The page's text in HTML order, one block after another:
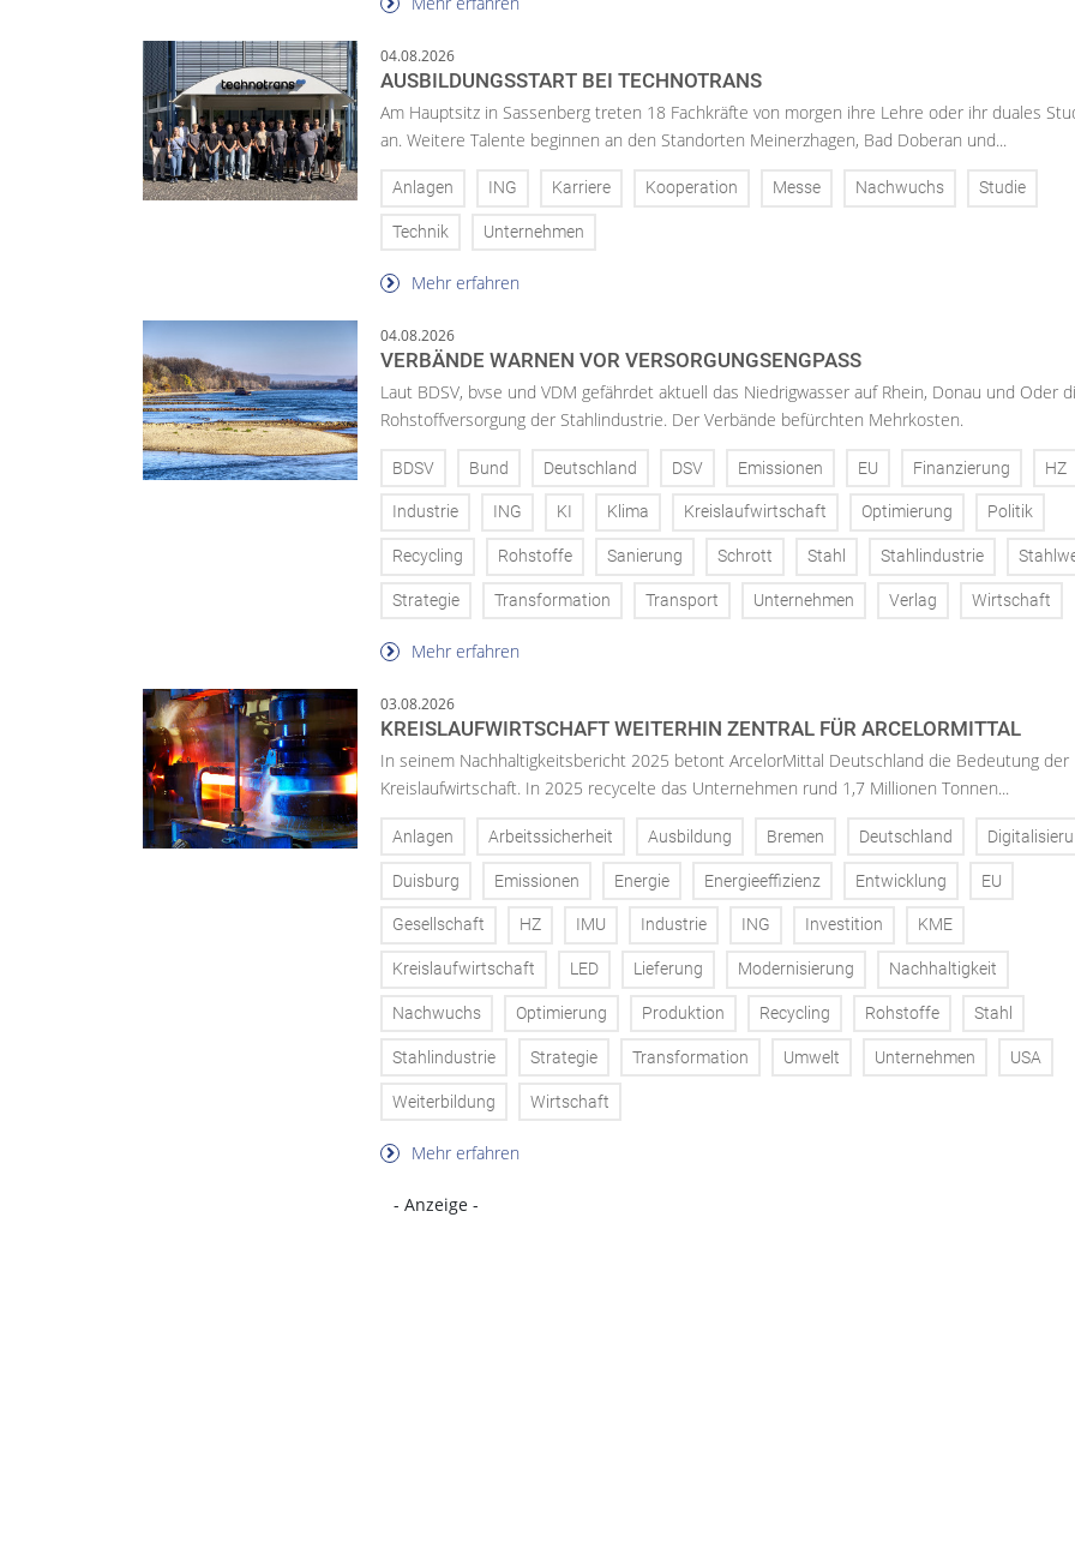
04.08.2026
AUSBILDUNGSSTART BEI TECHNOTRANS
Am Hauptsitz in Sassenberg treten 18 Fachkräfte von morgen ihre Lehre oder ihr duales
an. Weitere Talente beginnen an den Standorten Meinerzhagen, Bad Doberan und...
Anlagen ING Karriere Kooperation Messe Nachwuchs Studie
Technik Unternehmen
Mehr erfahren
04.08.2026
VERBÄNDE WARNEN VOR VERSORGUNGSENGPASS
Laut BDSV, bvse und VDM gefährdet aktuell das Niedrigwasser auf Rhein, Donau und Oder
Rohstoffversorgung der Stahlindustrie. Der Verbände befürchten Mehrkosten.
BDSV Bund Deutschland DSV Emissionen EU Finanzierung HZ
Industrie ING KI Klima Kreislaufwirtschaft Optimierung Politik
Recycling Rohstoffe Sanierung Schrott Stahl Stahlindustrie
Strategie Transformation Transport Unternehmen Verlag Wirtschaft
Mehr erfahren
03.08.2026
KREISLAUFWIRTSCHAFT WEITERHIN ZENTRAL FÜR ARCELORMITTAL
In seinem Nachhaltigkeitsbericht 2025 betont ArcelorMittal Deutschland die Bedeutung der
Kreislaufwirtschaft. In 2025 recycelte das Unternehmen rund 1,7 Millionen Tonnen...
Anlagen Arbeitssicherheit Ausbildung Bremen Deutschland
Duisburg Emissionen Energie Energieeffizienz Entwicklung EU
Gesellschaft HZ IMU Industrie ING Investition KME
Kreislaufwirtschaft LED Lieferung Modernisierung Nachhaltigkeit
Nachwuchs Optimierung Produktion Recycling Rohstoffe Stahl
Stahlindustrie Strategie Transformation Umwelt Unternehmen USA
Weiterbildung Wirtschaft
Mehr erfahren
- Anzeige -